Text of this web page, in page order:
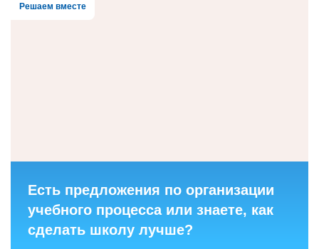
Решаем вместе
Есть предложения по организации
учебного процесса или знаете, как
сделать школу лучше?